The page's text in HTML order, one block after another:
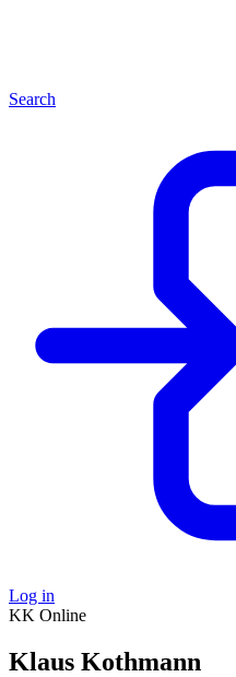
Search
Log in
KK Online
Klaus Kothmann